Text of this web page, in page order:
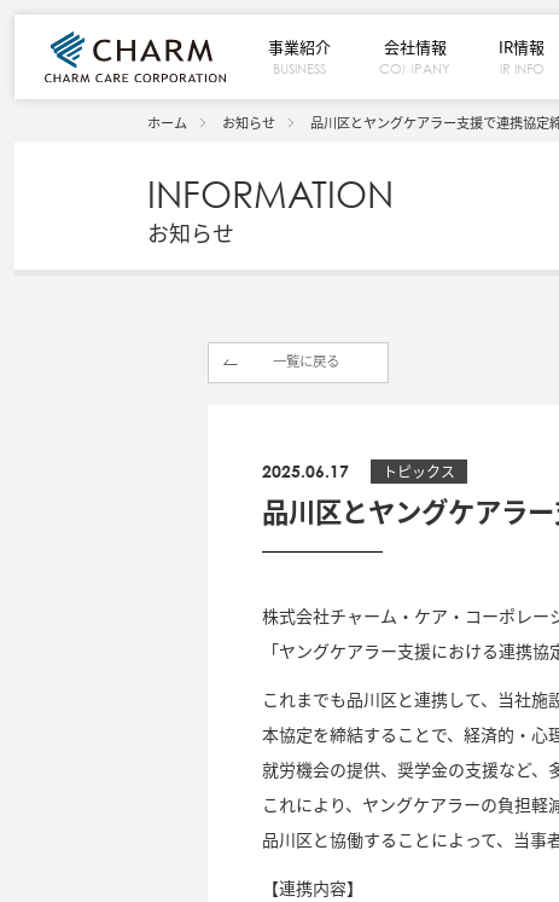
事業紹介
BUSINESS
会社情報
COMPANY
IR情報
IR INFO
ホーム お知らせ 品川区とヤングケアラー支援で連携協定
INFORMATION
お知らせ
一覧に戻る
2025.06.17 トピックス
品川区とヤングケアラ
株式会社チャーム・ケア・コーポレー
「ヤングケアラー支援における連携協
これまでも品川区と連携して、当社施
本協定を締結することで、経済的・
就労機会の提供、奨学金の支援など、
これにより、ヤングケアラーの負担
品川区と協働することによって、当事
【連携内容】